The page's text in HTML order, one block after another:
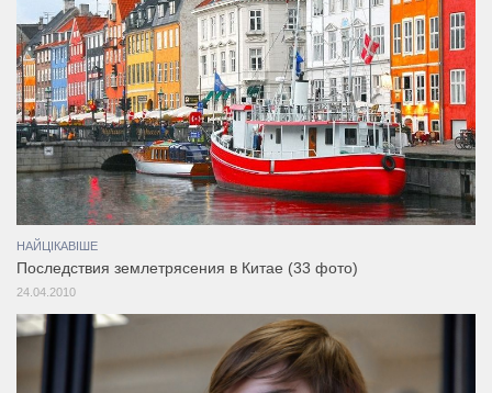
НАЙЦІКАВІШЕ
Последствия землетрясения в Китае (33 фото)
24.04.2010